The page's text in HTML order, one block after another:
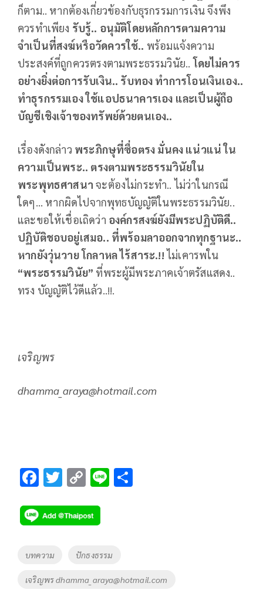
ก็ตาม.. หากต้องเกี่ยวข้องกับธุรกรรมการเงิน จึงพึง
ควรทำเพียง รับรู้.. อนุมัติโดยหลักการตามความ
จำเป็นที่สงฆ์หรือวัดควรใช้.. พร้อมแจ้งความ
ประสงค์ที่ถูกควรตรงตามพระธรรมวินัย.. โดยไม่ควร
อย่างยิ่งต่อการรับเงิน.. รับทอง ทำการโอนเงินเอง..
ทำธุรกรรมเอง ใช้แอปธนาคารเอง และเป็นผู้ถือ
บัญชีเชิงเจ้าของทรัพย์ด้วยตนเอง..
เรื่องดังกล่าว พระภิกษุที่ซื่อตรง มั่นคง แน่วแน่ ใน
ความเป็นพระ.. ตรงตามพระธรรมวินัยใน
พระพุทธศาสนาจะต้องไม่กระทำ.. ไม่ว่าในกรณี
ใดๆ... หากผิดไปจากพุทธบัญญัติในพระธรรมวินัย..
และขอให้เชื่อเถิดว่า องค์กรสงฆ์ยังมีพระปฏิบัติดี..
ปฏิบัติชอบอยู่เสมอ.. ที่พร้อมลาออกจากทุกฐานะ..
หากยังวุ่นวาย โกลาหล ไร้สาระ.!!ไม่เคารพใน
“พระธรรมวินัย” ที่พระผู้มีพระภาคเจ้าตรัสแสดง..
ทรง บัญญัติไว้ดีแล้ว..!!.
เจริญพร
dhamma_araya@hotmail.com
F
e
b
o
T
tt
er
C
p
y
Li
Li
Tags
บทความ ปักธงธรรม
เจริญพรdhamma_araya@hotmail.com